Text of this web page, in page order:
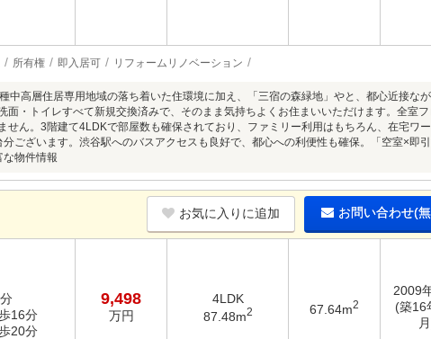
所有権 即入居可 リフォームリノベーション
中高層住居専用地域の落ち着いた住環境に加え、「三宿の森緑地」やと、都心近接な
面・トイレすべて新規交換済みで、そのまま気持ちよくお住まいいただけます。全室フ
せん。3階建て4LDKで部屋数も確保されており、ファミリー利用はもちろん、在宅ワ
ございます。渋谷駅へのバスアクセスも良好で、都心への利便性も確保。「空室×即
物件情報
お気に入りに追加 お問い合わせ(
16分
20分
9,498
万円
4LDK
87.48m2 67.64m2
2009
(築16